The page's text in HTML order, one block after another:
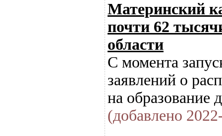
Материнский
почти 62
области
С момента
заявлений о
на образование
(добавлено